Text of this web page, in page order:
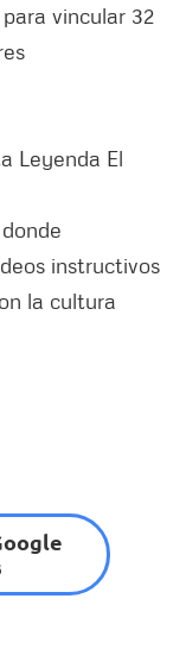
vincular 32
Leyenda El
instructivos
la cultura